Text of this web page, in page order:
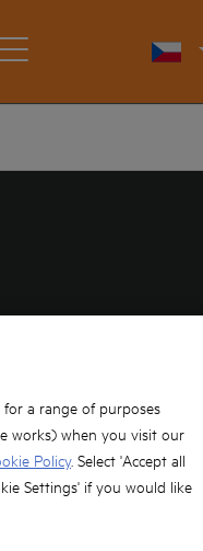
a range of purposes
works) when you visit our
Policy. Select 'Accept all
Settings' if you would like